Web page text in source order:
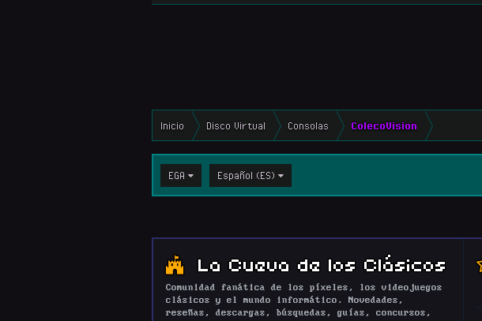
Inicio Disco Virtual Consolas ColecoVision
EGA Español (ES)
La Cueva de los Clásicos
Comunidad fanática de los píxeles, los videojuegos
clásicos y el mundo informático. Novedades,
reseñas, descargas, búsquedas, guías, concursos,